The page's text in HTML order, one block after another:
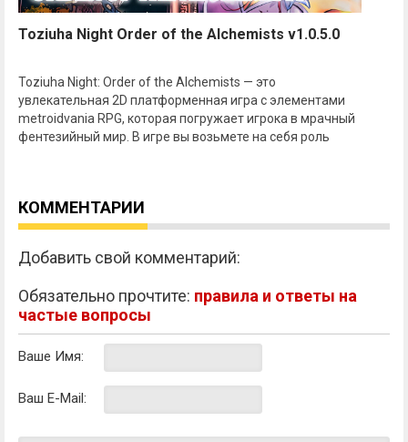
Toziuha Night Order of the Alchemists v1.0.5.0
Toziuha Night: Order of the Alchemists — это
увлекательная 2D платформенная игра с элементами
metroidvania RPG, которая погружает игрока в мрачный
фентезийный мир. В игре вы возьмете на себя роль
КОММЕНТАРИИ
Добавить свой комментарий:
Обязательно прочтите: правила и ответы на
частые вопросы
Ваше Имя:
Ваш E-Mail: